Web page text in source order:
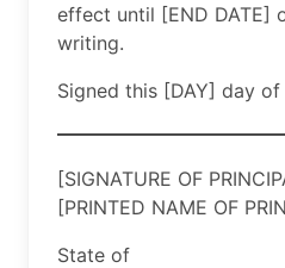
effect until [END DATE]
writing.
Signed this [DAY] day of
[SIGNATURE OF
[PRINTED NAME OF
State of